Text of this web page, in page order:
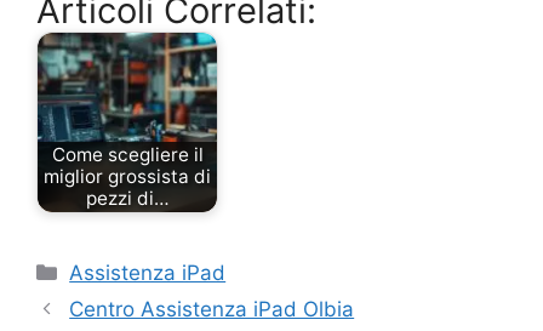
Articoli Correlati:
Come scegliere il
miglior grossista di
pezzi di…
Categorie
Assistenza iPad
Centro Assistenza iPad Olbia